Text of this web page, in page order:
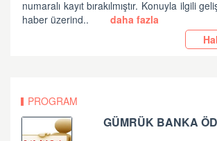
numaralı kayıt bırakılmıştır. Konuyla ilgili
haber üzerind..
daha fazla
PROGRAM